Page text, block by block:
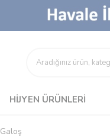
HIJYEN ÜRÜNLERI
Galoş